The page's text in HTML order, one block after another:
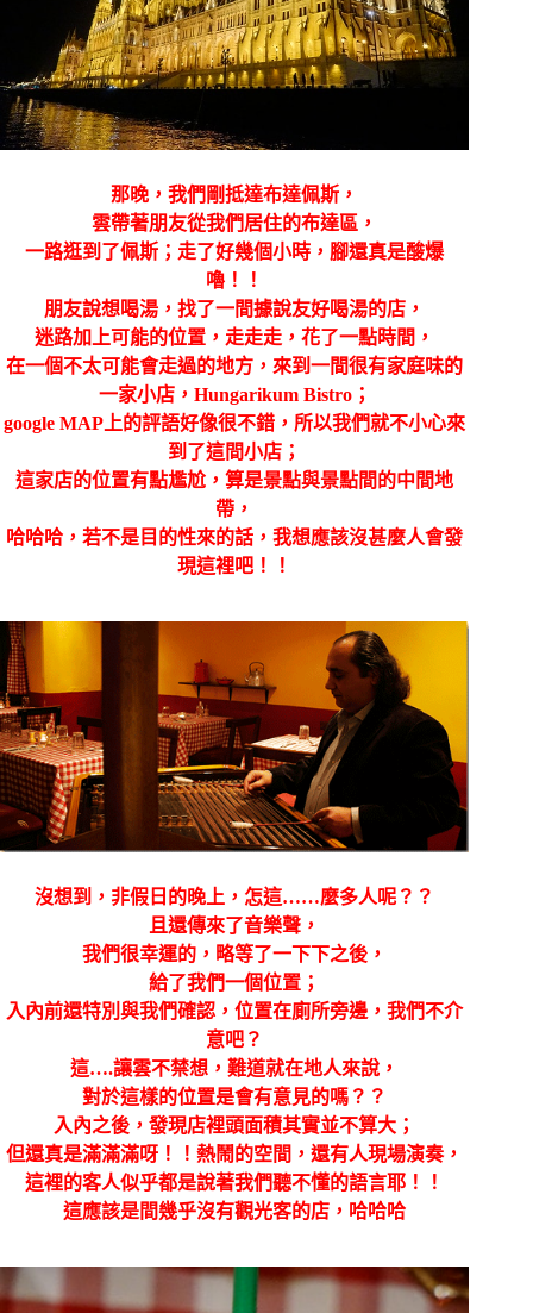
那晚，我們剛抵達布達佩斯，
雲帶著朋友從我們居住的布達區，
一路逛到了佩斯；走了好幾個小時，腳還真是酸爆
嚕！！
朋友說想喝湯，找了一間據說友好喝湯的店，
迷路加上可能的位置，走走走，花了一點時間，
在一個不太可能會走過的地方，來到一間很有家庭味的
一家小店，Hungarikum Bistro；
google MAP上的評語好像很不錯，所以我們就不小心來
到了這間小店；
這家店的位置有點尷尬，算是景點與景點間的中間地
帶，
哈哈哈，若不是目的性來的話，我想應該沒甚麼人會發
現這裡吧！！
沒想到，非假日的晚上，怎這……麼多人呢？？
且還傳來了音樂聲，
我們很幸運的，略等了一下下之後，
給了我們一個位置；
入內前還特別與我們確認，位置在廁所旁邊，我們不介
意吧？
這….讓雲不禁想，難道就在地人來說，
對於這樣的位置是會有意見的嗎？？
入內之後，發現店裡頭面積其實並不算大；
但還真是滿滿滿呀！！熱鬧的空間，還有人現場演奏，
這裡的客人似乎都是說著我們聽不懂的語言耶！！
這應該是間幾乎沒有觀光客的店，哈哈哈